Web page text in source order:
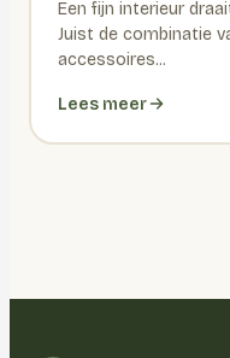
Een fijn interieur
Juist de combinatie
accessoires...
Lees meer